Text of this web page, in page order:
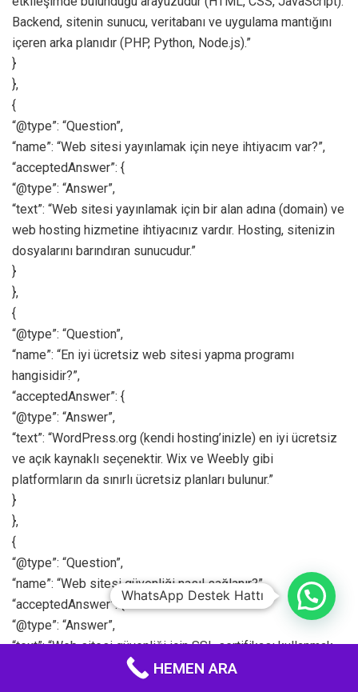
Backend, sitenin sunucu, veritabanı ve uygulama mantığını
içeren arka planıdır (PHP, Python, Node.js).”
}
},
{
“@type”: “Question”,
“name”: “Web sitesi yayınlamak için neye ihtiyacım var?”,
“acceptedAnswer”: {
“@type”: “Answer”,
“text”: “Web sitesi yayınlamak için bir alan adına (domain) ve
web hosting hizmetine ihtiyacınız vardır. Hosting, sitenizin
dosyalarını barındıran sunucudur.”
}
},
{
“@type”: “Question”,
“name”: “En iyi ücretsiz web sitesi yapma programı
hangisidir?”,
“acceptedAnswer”: {
“@type”: “Answer”,
“text”: “WordPress.org (kendi hosting’inizle) en iyi ücretsiz
ve açık kaynaklı seçenektir. Wix ve Weebly gibi
platformların da sınırlı ücretsiz planları bulunur.”
}
},
{
“@type”: “Question”,
“name”: “Web sitesi güvenliği nasıl sağlanır?”,
“acceptedAnswer”: {
“@type”: “Answer”,
“text”: “Web sitesi güvenliği için SSL sertifikası kullanmak,
güçlü şifreler belirlemek, yazılım güncellemelerini yapmak,
WhatsApp Destek Hattı
HEMEN ARA